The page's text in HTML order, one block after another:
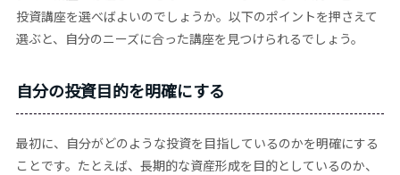
投資講座を選べばよいのでしょうか。以下のポイントを押さえて
選ぶと、自分のニーズに合った講座を見つけられるでしょう。
自分の投資目的を明確にする
最初に、自分がどのような投資を目指しているのかを明確にする
ことです。たとえば、長期的な資産形成を目的としているのか、